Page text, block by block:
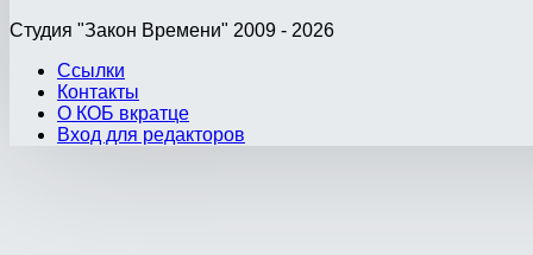
Студия "Закон Времени" 2009 - 2026
Ссылки
Контакты
О КОБ вкратце
Вход для редакторов